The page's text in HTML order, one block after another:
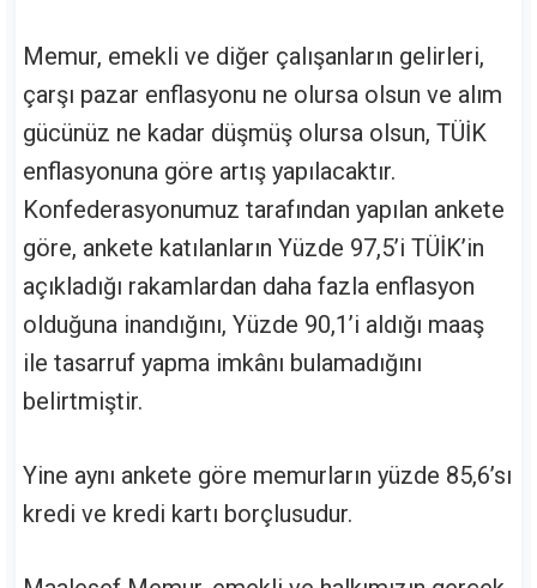
Memur, emekli ve diğer çalışanların gelirleri,
çarşı pazar enflasyonu ne olursa olsun ve alım
gücünüz ne kadar düşmüş olursa olsun, TÜİK
enflasyonuna göre artış yapılacaktır.
Konfederasyonumuz tarafından yapılan ankete
göre, ankete katılanların Yüzde 97,5’i TÜİK’in
açıkladığı rakamlardan daha fazla enflasyon
olduğuna inandığını, Yüzde 90,1’i aldığı maaş
ile tasarruf yapma imkânı bulamadığını
belirtmiştir.
Yine aynı ankete göre memurların yüzde 85,6’sı
kredi ve kredi kartı borçlusudur.